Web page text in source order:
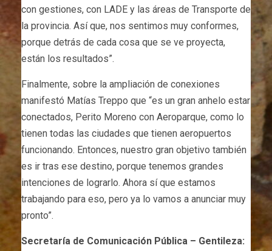
con gestiones, con LADE y las áreas de Transporte de
la provincia. Así que, nos sentimos muy conformes,
porque detrás de cada cosa que se ve proyecta,
están los resultados”.
Finalmente, sobre la ampliación de conexiones
manifestó Matías Treppo que “es un gran anhelo estar
conectados, Perito Moreno con Aeroparque, como lo
tienen todas las ciudades que tienen aeropuertos
funcionando. Entonces, nuestro gran objetivo también
es ir tras ese destino, porque tenemos grandes
intenciones de lograrlo. Ahora sí que estamos
trabajando para eso, pero ya lo vamos a anunciar muy
pronto”.
Secretaría de Comunicación Pública – Gentileza: